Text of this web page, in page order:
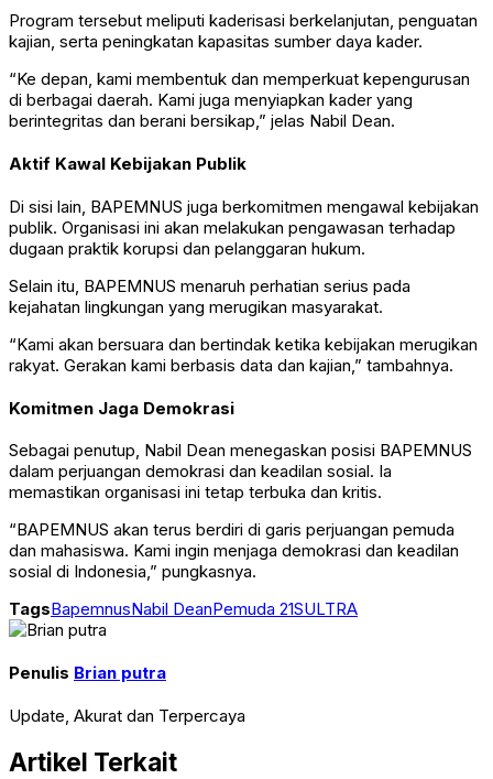
Program tersebut meliputi kaderisasi berkelanjutan, penguatan
kajian, serta peningkatan kapasitas sumber daya kader.
“Ke depan, kami membentuk dan memperkuat kepengurusan
di berbagai daerah. Kami juga menyiapkan kader yang
berintegritas dan berani bersikap,” jelas Nabil Dean.
Aktif Kawal Kebijakan Publik
Di sisi lain, BAPEMNUS juga berkomitmen mengawal kebijakan
publik. Organisasi ini akan melakukan pengawasan terhadap
dugaan praktik korupsi dan pelanggaran hukum.
Selain itu, BAPEMNUS menaruh perhatian serius pada
kejahatan lingkungan yang merugikan masyarakat.
“Kami akan bersuara dan bertindak ketika kebijakan merugikan
rakyat. Gerakan kami berbasis data dan kajian,” tambahnya.
Komitmen Jaga Demokrasi
Sebagai penutup, Nabil Dean menegaskan posisi BAPEMNUS
dalam perjuangan demokrasi dan keadilan sosial. Ia
memastikan organisasi ini tetap terbuka dan kritis.
“BAPEMNUS akan terus berdiri di garis perjuangan pemuda
dan mahasiswa. Kami ingin menjaga demokrasi dan keadilan
sosial di Indonesia,” pungkasnya.
TagsBapemnusNabil DeanPemuda 21SULTRA
Penulis Brian putra
Update, Akurat dan Terpercaya
Artikel Terkait